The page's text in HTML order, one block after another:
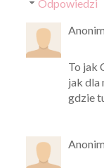
Odpowiedzi
To jak
jak dla
gdzie